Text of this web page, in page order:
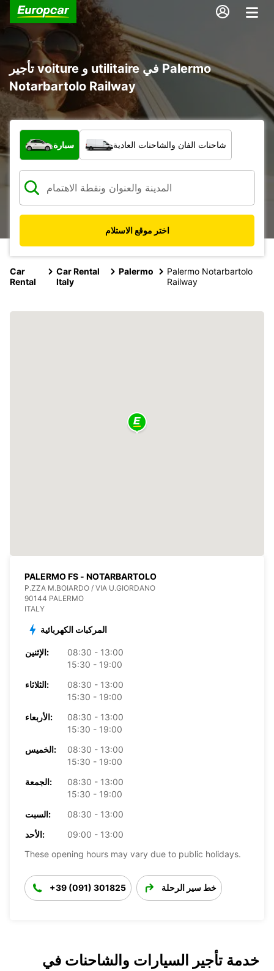
تأجير voiture و utilitaire في Palermo
Notarbartolo Railway
ما نوع المركبة؟
سيارة شاحنات الفان والشاحنات العادية
اختر موقع الاستلام
Car
Rental
Car Rental
Italy
Palermo
Palermo Notarbartolo
Railway
PALERMO FS - NOTARBARTOLO
P.ZZA M.BOIARDO / VIA U.GIORDANO
90144 PALERMO
ITALY
المركبات الكهربائية
الإثنين:
08:30 - 13:00
15:30 - 19:00
الثلاثاء:
08:30 - 13:00
15:30 - 19:00
الأربعاء:
08:30 - 13:00
15:30 - 19:00
الخميس:
08:30 - 13:00
15:30 - 19:00
الجمعة:
08:30 - 13:00
15:30 - 19:00
السبت:
08:30 - 13:00
الأحد:
09:00 - 13:00
These opening hours may vary due to public holidays.
+39 (091) 301825 خط سير الرحلة
خدمة تأجير السيارات والشاحنات في